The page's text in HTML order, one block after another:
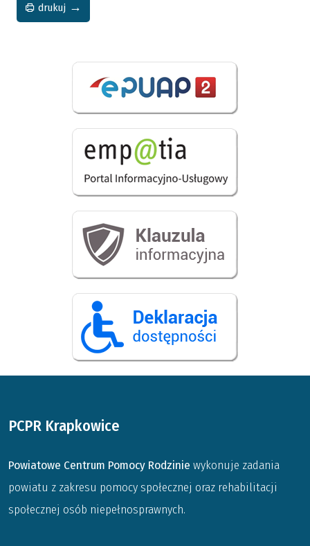
drukuj
PCPR Krapkowice
Powiatowe Centrum Pomocy Rodzinie wykonuje zadania
powiatu z zakresu pomocy społecznej oraz rehabilitacji
społecznej osób niepełnosprawnych.